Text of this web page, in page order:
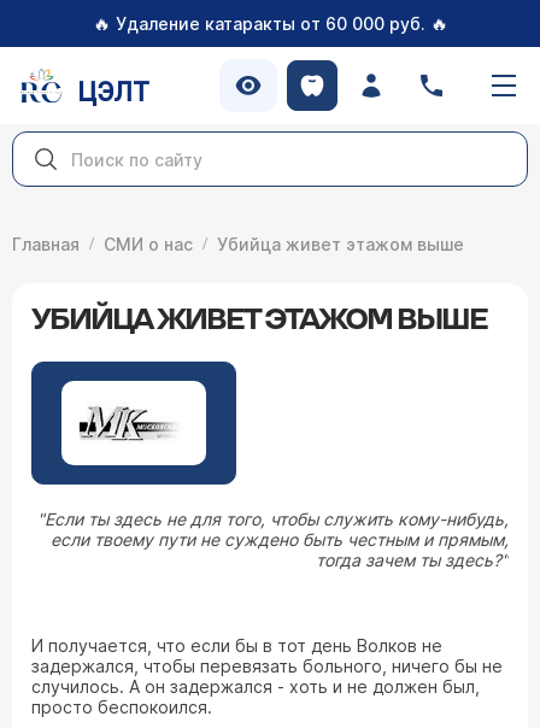
🔥 Удаление катаракты от 60 000 руб. 🔥
ЦЭЛТ
Главная СМИ о нас Убийца живет этажом выше
УБИЙЦА ЖИВЕТ ЭТАЖОМ ВЫШЕ
"Если ты здесь не для того, чтобы служить кому-нибудь,
если твоему пути не суждено быть честным и прямым,
тогда зачем ты здесь?"
И получается, что если бы в тот день Волков не
задержался, чтобы перевязать больного, ничего бы не
случилось. А он задержался - хоть и не должен был,
просто беспокоился.